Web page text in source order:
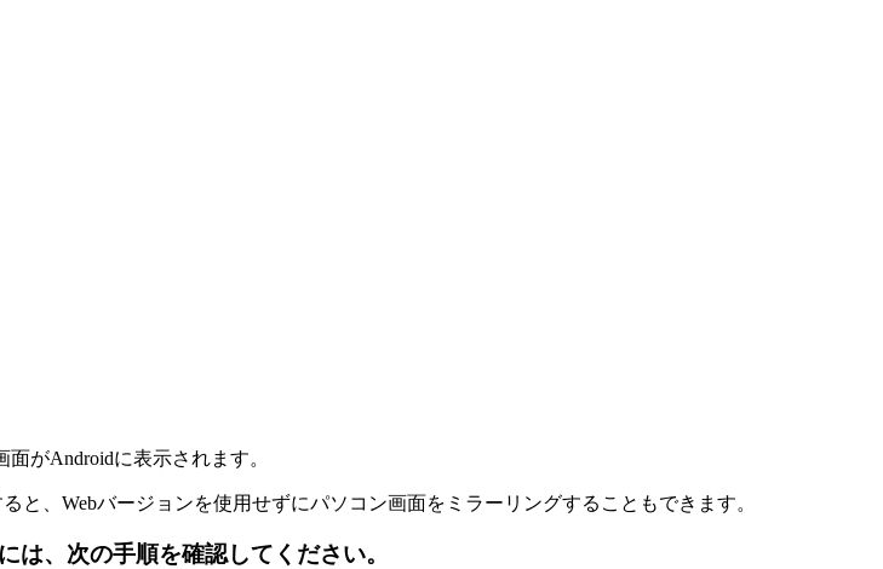
がAndroidに表示されます。
と、Webバージョンを使用せずにパソコン画面をミラーリングすることもできます。
、次の手順を確認してください。